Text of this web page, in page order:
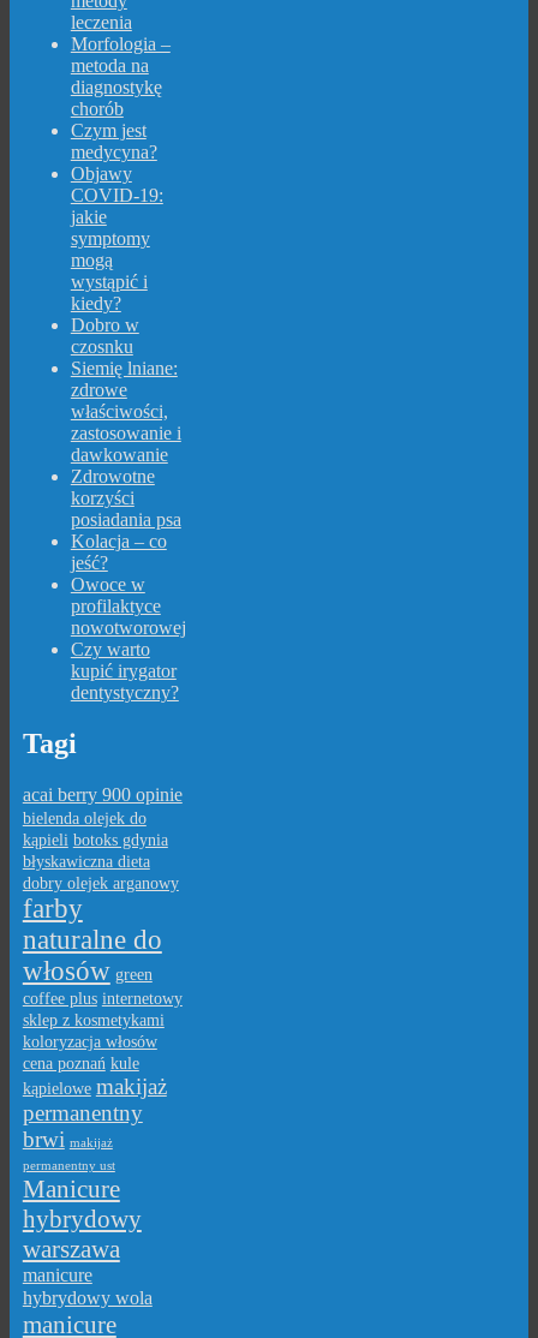
leczenia
Morfologia –
metoda na
diagnostykę
chorób
Czym jest
medycyna?
Objawy
COVID-19:
jakie
symptomy
mogą
wystąpić i
kiedy?
Dobro w
czosnku
Siemię lniane:
zdrowe
właściwości,
zastosowanie i
dawkowanie
Zdrowotne
korzyści
posiadania psa
Kolacja – co
jeść?
Owoce w
profilaktyce
nowotworowej
Czy warto
kupić irygator
dentystyczny?
Tagi
acai berry 900 opinie
bielenda olejek do
kąpieli botoks gdynia
błyskawiczna dieta
dobry olejek arganowy
farby
naturalne do
włosów green
coffee plus internetowy
sklep z kosmetykami
koloryzacja włosów
cena poznań kule
kąpielowe makijaż
permanentny
brwi makijaż
permanentny ust
Manicure
hybrydowy
warszawa
manicure
hybrydowy wola
manicure